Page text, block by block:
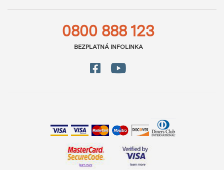
0800 888 123
BEZPLATNÁ INFOLINKA